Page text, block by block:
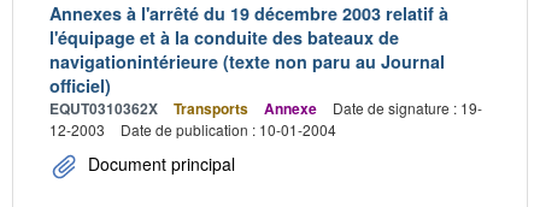
Annexes à l'arrêté du 19 décembre 2003 relatif à
l'équipage et à la conduite des bateaux de
navigationintérieure (texte non paru au Journal
officiel)
EQUT0310362X Transports Annexe
Date de signature : 19-
12-2003
Date de publication : 10-01-2004
Document principal